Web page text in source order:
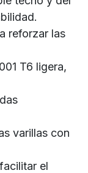
reforzar las
T6 ligera,
varillas con
el